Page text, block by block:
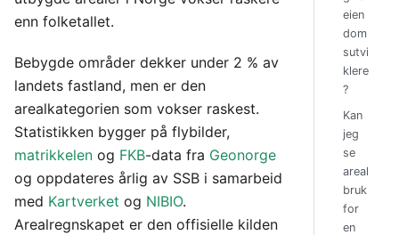
enn folketallet.
Bebygde områder dekker under 2 % av
landets fastland, men er den
arealkategorien som vokser raskest.
Statistikken bygger på flybilder,
matrikkelen og FKB-data fra Geonorge
og oppdateres årlig av SSB i samarbeid
med Kartverket og NIBIO.
Arealregnskapet er den offisielle kilden
eien
dom
sutvi
klere
?
Kan
jeg
se
areal
bruk
for
en